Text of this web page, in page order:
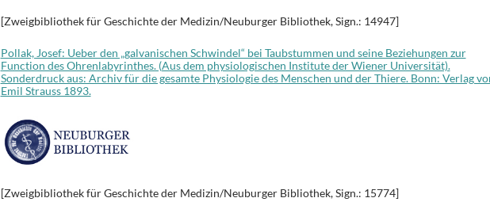
[Zweigbibliothek für Geschichte der Medizin/Neuburger Bibliothek, Sign.: 14947]
Pollak, Josef: Ueber den „galvanischen Schwindel“ bei Taubstummen und seine Beziehungen zur
Function des Ohrenlabyrinthes. (Aus dem physiologischen Institute der Wiener Universität).
Sonderdruck aus: Archiv für die gesamte Physiologie des Menschen und der Thiere. Bonn: Verlag
Emil Strauss 1893.
[Zweigbibliothek für Geschichte der Medizin/Neuburger Bibliothek, Sign.: 15774]